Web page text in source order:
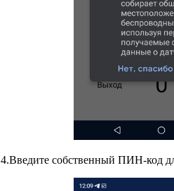
4.Введите собственный ПИН-код